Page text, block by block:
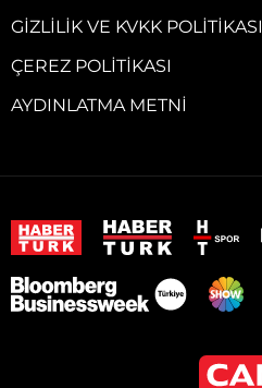
GIZLILIK VE KVKK POLITIKASI
ÇEREZ POLITIKASI
AYDINLATMA METNI